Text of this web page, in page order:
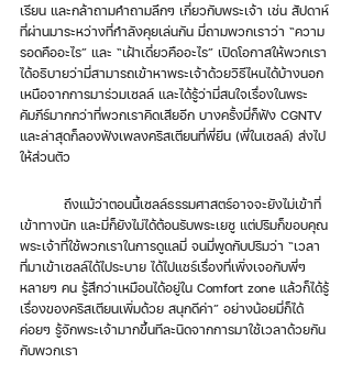
เรียน และกล้าถามคำถามลึกๆ เกี่ยวกับพระเจ้า เช่น สัปดาห์
ที่ผ่านมาระหว่างที่กำลังคุยเล่นกัน มี่ถามพวกเราว่า “ความ
รอดคืออะไร” และ “เฝ้าเดี่ยวคืออะไร” เปิดโอกาสให้พวกเรา
ได้อธิบายว่ามี่สามารถเข้าหาพระเจ้าด้วยวิธีไหนได้บ้างนอก
เหนือจากการมาร่วมเซลล์ และได้รู้ว่ามี่สนใจเรื่องในพระ
คัมภีร์มากกว่าที่พวกเราคิดเสียอีก บางครั้งมี่ก็ฟัง CGNTV
และล่าสุดก็ลองฟังเพลงคริสเตียนที่พี่ยีน (พี่ในเซลล์) ส่งไป
ให้ส่วนตัว
เข้าทางนัก และมี่ก็ยังไม่ได้ต้อนรับพระเยซู แต่ปริมก็ขอบคุณ
พระเจ้าที่ใช้พวกเราในการดูแลมี่ จนมี่พูดกับปริมว่า “เวลา
ที่มาเข้าเซลล์ได้ไประบาย ได้ไปแชร์เรื่องที่เพิ่งเจอกับพี่ๆ
หลายๆ คน รู้สึกว่าเหมือนได้อยู่ใน Comfort zone แล้วก็ได้รู้
เรื่องของคริสเตียนเพิ่มด้วย สนุกดีค่า” อย่างน้อยมี่ก็ได้
ค่อยๆ รู้จักพระเจ้ามากขึ้นทีละนิดจากการมาใช้เวลาด้วยกัน
กับพวกเรา